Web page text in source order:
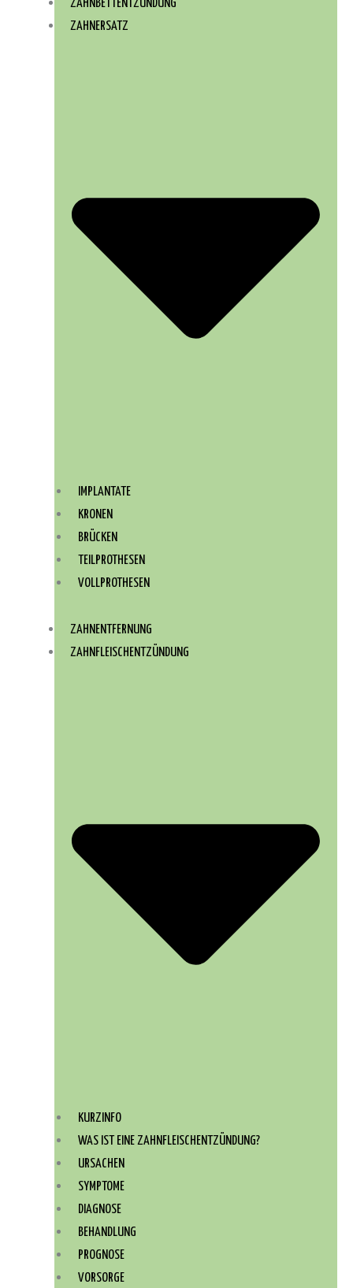
ZAHNBETTENTZÜNDUNG
ZAHNERSATZ
IMPLANTATE
KRONEN
BRÜCKEN
TEILPROTHESEN
VOLLPROTHESEN
ZAHNENTFERNUNG
ZAHNFLEISCHENTZÜNDUNG
KURZINFO
WAS IST EINE ZAHNFLEISCHENTZÜNDUNG?
URSACHEN
SYMPTOME
DIAGNOSE
BEHANDLUNG
PROGNOSE
VORSORGE